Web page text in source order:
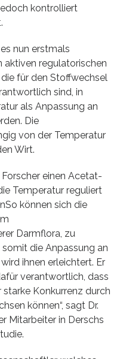
kontrolliert
nun erstmals
aktiven regulatorischen
für den Stoffwechsel
sind, in
als Anpassung an
Die
von der Temperatur
Wirt.
Forscher einen Acetat-
Temperatur reguliert
können sich die
Darmflora, zu
die Anpassung an
ihnen erleichtert. Er
verantwortlich, dass
Konkurrenz durch
können“, sagt Dr.
Mitarbeiter in Derschs